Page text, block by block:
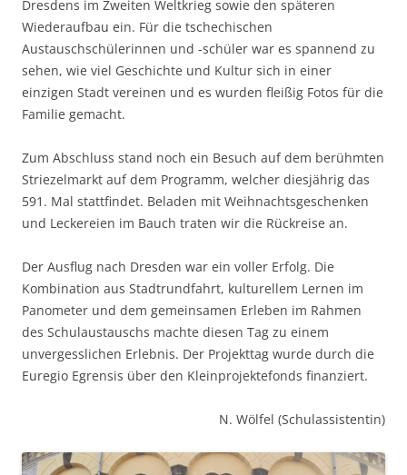
Dresdens im Zweiten Weltkrieg sowie den späteren
Wiederaufbau ein. Für die tschechischen
Austauschschülerinnen und -schüler war es spannend zu
sehen, wie viel Geschichte und Kultur sich in einer
einzigen Stadt vereinen und es wurden fleißig Fotos für die
Familie gemacht.
Zum Abschluss stand noch ein Besuch auf dem berühmten
Striezelmarkt auf dem Programm, welcher diesjährig das
591. Mal stattfindet. Beladen mit Weihnachtsgeschenken
und Leckereien im Bauch traten wir die Rückreise an.
Der Ausflug nach Dresden war ein voller Erfolg. Die
Kombination aus Stadtrundfahrt, kulturellem Lernen im
Panometer und dem gemeinsamen Erleben im Rahmen
des Schulaustauschs machte diesen Tag zu einem
unvergesslichen Erlebnis. Der Projekttag wurde durch die
Euregio Egrensis über den Kleinprojektefonds finanziert.
N. Wölfel (Schulassistentin)